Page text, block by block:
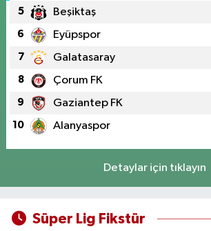
5 Beşiktaş
6 Eyüpspor
7 Galatasaray
8 Çorum FK
9 Gaziantep FK
10 Alanyaspor
Detaylar için tıklayın
Süper Lig Fikstür